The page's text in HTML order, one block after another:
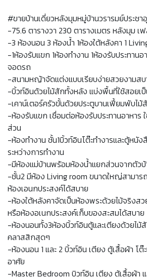
#ขายบ้านเดี่ยวหลังมุมหมู่บ้านวรารมย์ประช
-75.6 ตารางวา 230 ตารางเมตร หลังมุม เฟ
-3 ห้องนอน 3 ห้องน้ำ 1ห้องใต้หลังคา 1
-1ห้องรับแขก 1ห้องทำงาน 1ห้องรับประทานอ
จอดรถ
-สนามหญ้าจัดแต่งแบบเรียบง่ายสวยงามสบ
-บิ้วท์อินด้วยไม้สักทั้งหลัง แบ่งพื้นที่ใช้สอยเ
-เคาน์เตอร์ครัวขั้นด้วยประตูบานเฟี้ยมพับไ
-ห้องรับแขก เชื่อมต่อห้องรับประทานอาหาร
ส่วน
-ห้องทำงาน ชั้น1บิ้วท์อินโต๊ะทำงารและตู้หนั
ระหว่างการทำงาน
-มีห้องแม่บ้านพร้อมห้องน้ำแยกส่วนจากตัวบ้
-ชั้น2 มีห้อง Living room ขนาดใหญ่สามาร
ห้องเอนกประสงค์ได้สบาย
-ห้องใต้หลังคาจัดเป็นห้องพระด้วยไม้จริงส
หรือห้องอเนกประสงค์เก็บของสะสมได้สบาย
-ห้องนอนทั้ง3ห้องบิ้วท์อินตู้และเตียงด้วยไม้
คลาสสิกสุดๆ
-ห้องนอน 1 และ 2 บิ้วท์อิน เตียง ตู้เสื้อผ้า โ
อาศัย
-Master Bedroom บิวท์อิน เตียง ตู้เสื้อผ้า